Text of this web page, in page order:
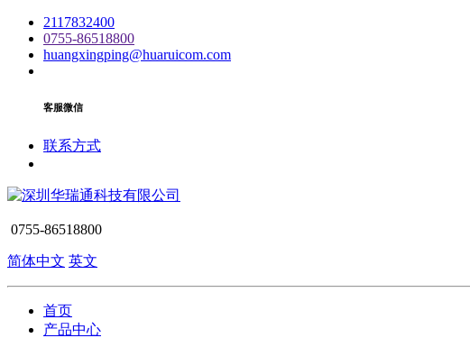
2117832400
0755-86518800
huangxingping@huaruicom.com
客服微信
联系方式
0755-86518800
简体中文 英文
首页
产品中心